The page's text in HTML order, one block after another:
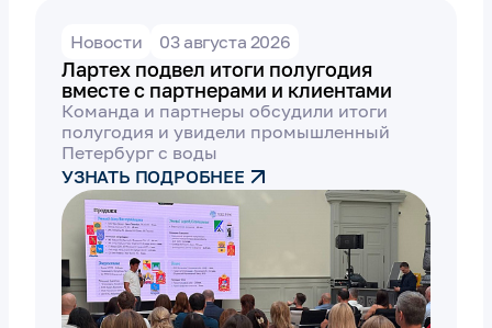
Новости 03 августа 2026
Лартех подвел итоги полугодия
вместе с партнерами и клиентами
Команда и партнеры обсудили итоги
полугодия и увидели промышленный
Петербург с воды
УЗНАТЬ ПОДРОБНЕЕ